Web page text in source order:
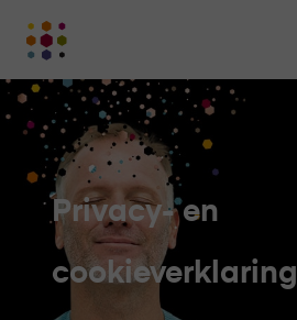
-
het
online
leerplatform
voor
organisaties
Logo
Privacy- en
cookieverklaring